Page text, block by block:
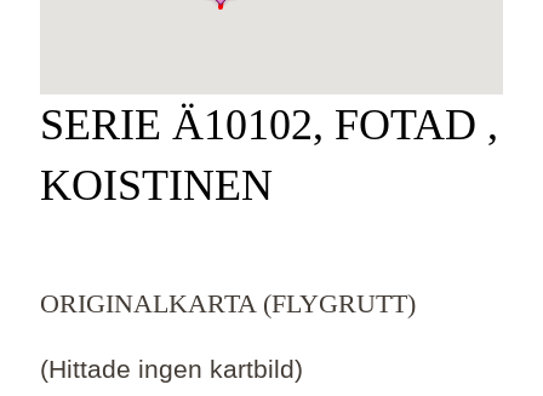
SERIE Ä10102, FOTAD ,
KOISTINEN
ORIGINALKARTA (FLYGRUTT)
(Hittade ingen kartbild)